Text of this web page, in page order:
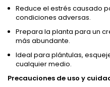
Reduce el estrés causado
condiciones adversas.
Prepara la planta para un
más abundante.
Ideal para plántulas,
cualquier medio.
Precauciones de uso y